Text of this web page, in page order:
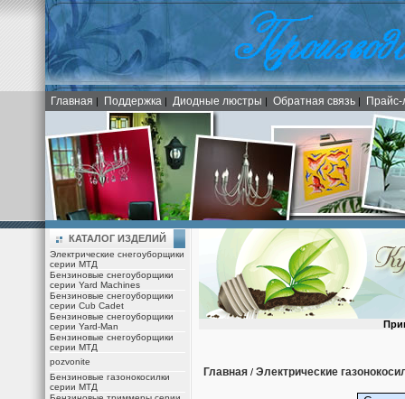
Главная | Поддержка | Диодные люстры | Обратная связь | Прайс-
КАТАЛОГ ИЗДЕЛИЙ
Электрические снегоуборщики
серии МТД
Бензиновые снегоуборщики
серии Yard Machines
Бензиновые снегоуборщики
серии Cub Cadet
Бензиновые снегоуборщики
серии Yard-Man
Бензиновые снегоуборщики
серии МТД
pozvonite
Бензиновые газонокосилки
серии МТД
Главная / Электрические